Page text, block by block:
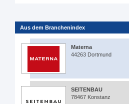
Aus dem Branchenindex
Materna
44263 Dortmund
SEITENBAU
78467 Konstanz